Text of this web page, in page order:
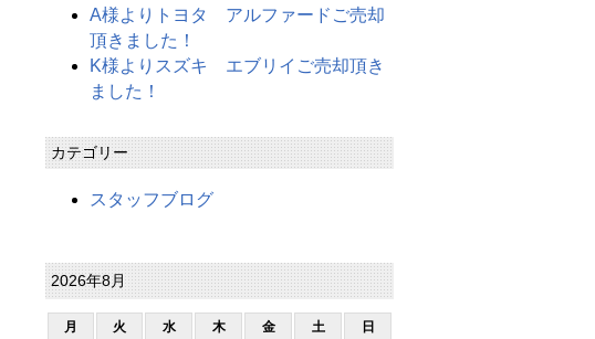
A様よりトヨタ アルファードご売却
頂きました！
K様よりスズキ エブリイご売却頂き
ました！
カテゴリー
スタッフブログ
2026年8月
月 火 水 木 金 土 日